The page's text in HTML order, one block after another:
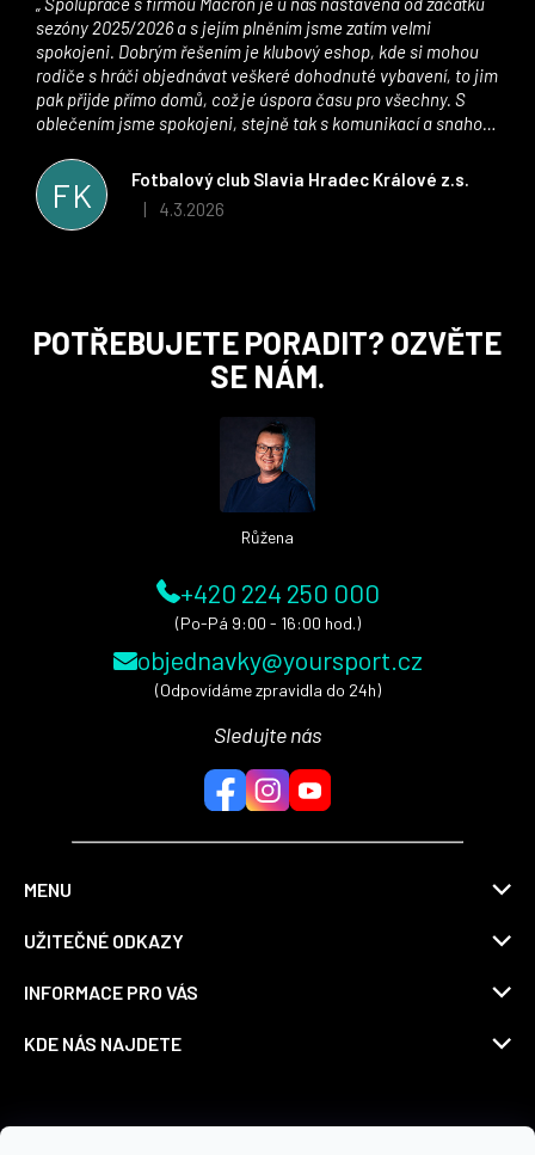
FK
Fotbalový club Slavia Hradec Králové z.s.
Hodnocení obchodu je 5 z 5 hvězdiček.
| 4.3.2026
sezóny 2025/2026 a s jejím plněním jsme zatím velmi
spokojeni. Dobrým řešením je klubový eshop, kde si mohou
rodiče s hráči objednávat veškeré dohodnuté vybavení, to jim
pak přijde přímo domů, což je úspora času pro všechny. S
oblečením jsme spokojeni, stejně tak s komunikací a snahou
stran. Věříme, že v tomto duchu bude spolupráce pokračovat
i nadále, nyní už začínáme řešit i první sady dresů ;)
POTŘEBUJETE PORADIT? OZVĚTE
SE NÁM.
Růžena
+420 224 250 000
(Po-Pá 9:00 - 16:00 hod.)
objednavky@yoursport.cz
(Odpovídáme zpravidla do 24h)
Sledujte nás
MENU
UŽITEČNÉ ODKAZY
INFORMACE PRO VÁS
KDE NÁS NAJDETE